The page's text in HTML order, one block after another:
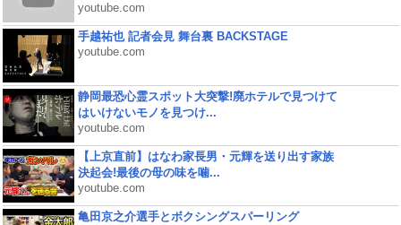
youtube.com
手越祐也 記者会見 舞台裏 BACKSTAGE
youtube.com
静岡最恐心霊スポット大突撃!廃ホテルで見つけて
はいけないモノを見つけ...
youtube.com
【上京直前】はなわ家長男・元輝を送り出す家族
決起会!最後の母の味を噛...
youtube.com
亀田京之介選手とボクシングスパーリング